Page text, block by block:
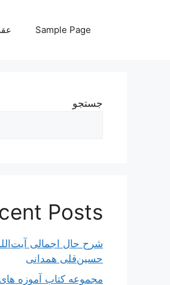
Sample Page
جستجو
Posts
شرح حال اجمالی
حسین‌قلی همدانی
مجموعه کتاب آموزه